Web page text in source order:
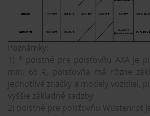
Poznámky:
1) * poistné pre poisťovňu AXA je
min. 66 €, poisťovňa má rôzne
jednotlivé značky a modely vozidiel,
vyššie základné sadzby
2) poistné pre poisťovňu Wüstenrot